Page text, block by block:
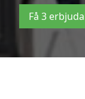
Få 3